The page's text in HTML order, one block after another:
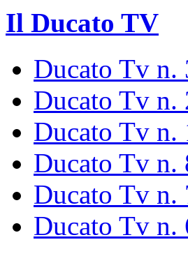
Il Ducato TV
Ducato Tv n.
Ducato Tv n.
Ducato Tv n.
Ducato Tv n.
Ducato Tv n.
Ducato Tv n.